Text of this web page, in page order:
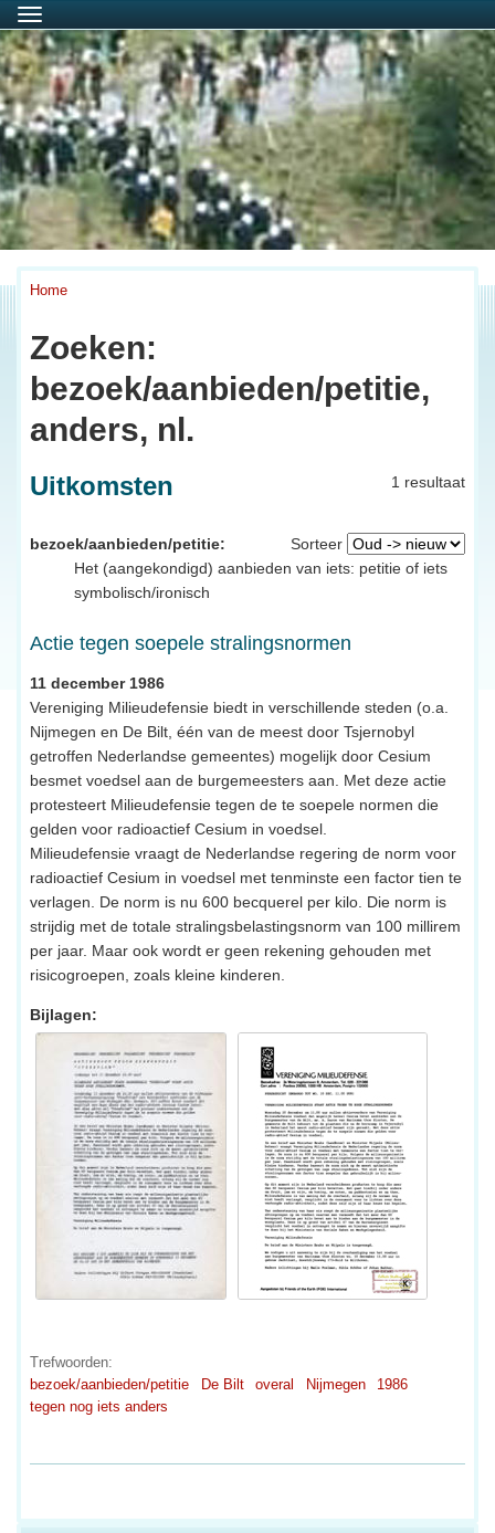
Menu
Home
Zoeken:
bezoek/aanbieden/petitie,
anders, nl.
1 resultaat
Uitkomsten
Sorteer
bezoek/aanbieden/petitie:
Het (aangekondigd) aanbieden van iets: petitie of iets
symbolisch/ironisch
Actie tegen soepele stralingsnormen
11 december 1986
Vereniging Milieudefensie biedt in verschillende steden (o.a.
Nijmegen en De Bilt, één van de meest door Tsjernobyl
getroffen Nederlandse gemeentes) mogelijk door Cesium
besmet voedsel aan de burgemeesters aan. Met deze actie
protesteert Milieudefensie tegen de te soepele normen die
gelden voor radioactief Cesium in voedsel.
Milieudefensie vraagt de Nederlandse regering de norm voor
radioactief Cesium in voedsel met tenminste een factor tien te
verlagen. De norm is nu 600 becquerel per kilo. Die norm is
strijdig met de totale stralingsbelastingsnorm van 100 millirem
per jaar. Maar ook wordt er geen rekening gehouden met
risicogroepen, zoals kleine kinderen.
Bijlagen:
Trefwoorden:
bezoek/aanbieden/petitie
De Bilt overal Nijmegen
1986
tegen nog iets anders